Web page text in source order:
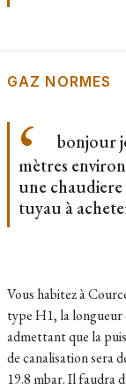
GAZ NORMES
bonjour
mètres
une chaudiere
tuyau à
Vous habitez à
type H1, la longueur
admettant que la
de canalisation sera
19.8 mbar. Il faudra